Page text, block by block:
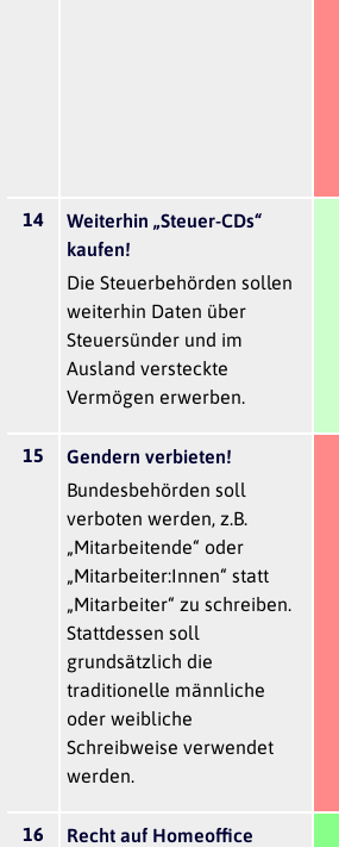
14
Weiterhin „Steuer-CDs“
kaufen!
Die Steuerbehörden sollen
weiterhin Daten über
Steuersünder und im
Ausland versteckte
Vermögen erwerben.
15
Gendern verbieten!
Bundesbehörden soll
verboten werden, z.B.
„Mitarbeitende“ oder
„Mitarbeiter:Innen“ statt
„Mitarbeiter“ zu schreiben.
Stattdessen soll
grundsätzlich die
traditionelle männliche
oder weibliche
Schreibweise verwendet
werden.
16
Recht auf Homeoffice